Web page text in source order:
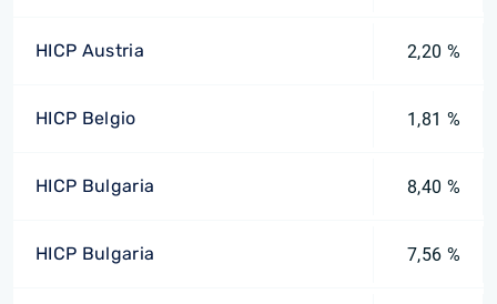
HICP Austria 2,20 %
HICP Belgio 1,81 %
HICP Bulgaria 8,40 %
HICP Bulgaria 7,56 %